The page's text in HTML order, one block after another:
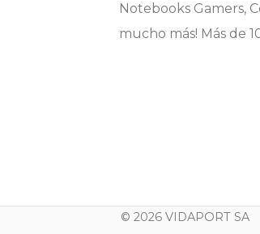
Notebooks Gamers,
mucho más! Más de
© 2026 VIDAPORT SA